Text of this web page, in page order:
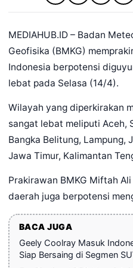
MEDIAHUB.ID – Badan
Geofisika (BMKG)
Indonesia berpotensi
lebat pada Selasa (14/4).
Wilayah yang diperkirakan
sangat lebat meliputi Aceh,
Bangka Belitung, Lampung,
Jawa Timur, Kalimantan
Prakirawan BMKG Miftah
daerah juga berpotensi
BACA JUGA
Geely Coolray Masuk
Siap Bersaing di Segmen